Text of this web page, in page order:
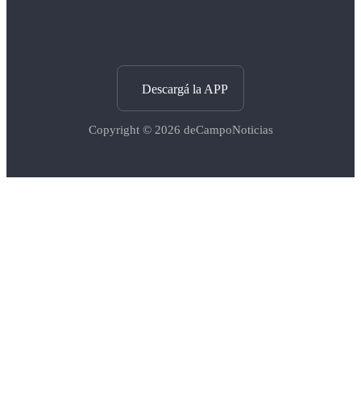
Descargá la APP
Copyright © 2026 deCampoNoticias